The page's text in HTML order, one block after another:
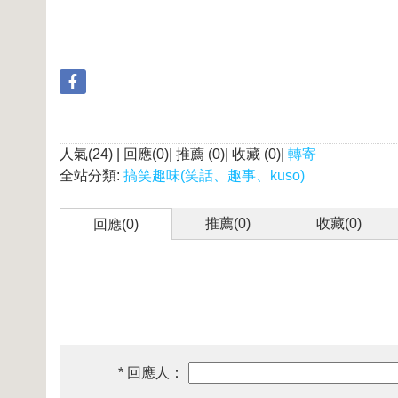
人氣(24) | 回應(0)| 推薦 (0)| 收藏 (0)| 轉寄
全站分類: 搞笑趣味(笑話、趣事、kuso)
回應(0) 推薦(0) 收藏(0)
* 回應人：